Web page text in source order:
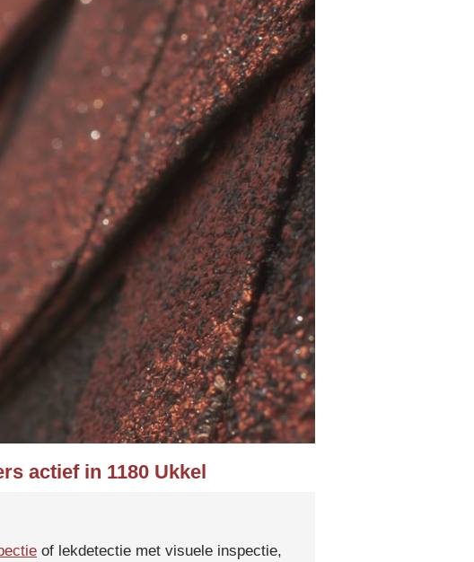
actief in 1180 Ukkel
of lekdetectie met visuele inspectie,